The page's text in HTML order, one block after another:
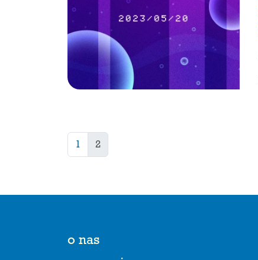
1 2
o nas